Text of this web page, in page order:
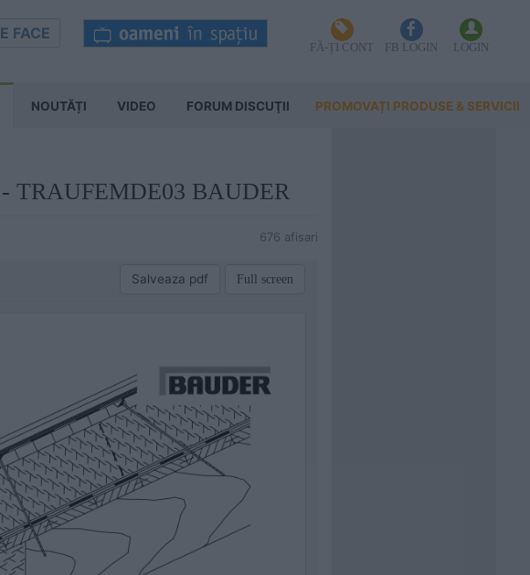
FACE
FĂ-ȚI CONT FB LOGIN LOGIN
NOUTĂȚI VIDEO FORUM DISCUŢII PROMOVAȚI PRODUSE & SERVICII
TRAUFEMDE03 BAUDER
676 afisari
Salveaza pdf Full screen